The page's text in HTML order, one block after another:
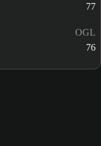
77
OGL
76